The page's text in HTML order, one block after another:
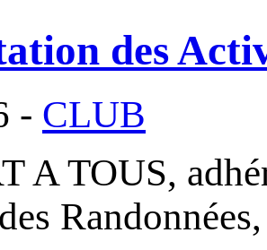
des
- CLUB
A TOUS,